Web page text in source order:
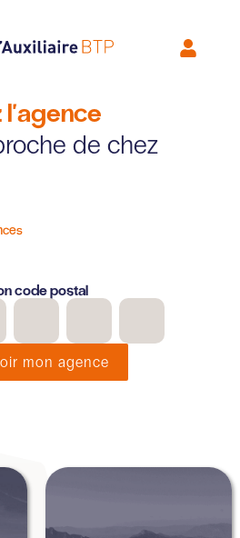
l'agence
de chez
code postal
mon agence